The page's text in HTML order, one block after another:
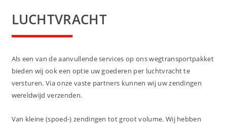
LUCHTVRACHT
Als een van de aanvullende services op ons wegtransportpakket
bieden wij ook een optie uw goederen per luchtvracht te
versturen. Via onze vaste partners kunnen wij uw zendingen
wereldwijd verzenden.
Van kleine (spoed-) zendingen tot groot volume. Wij hebben